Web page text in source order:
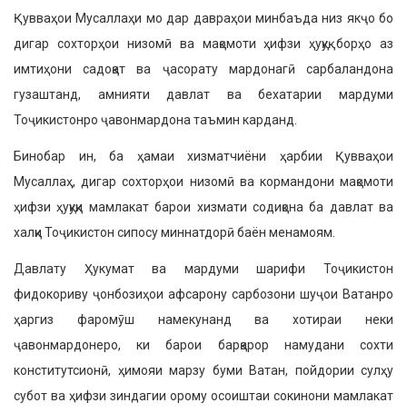
Қувваҳои Мусаллаҳи мо дар давраҳои минбаъда низ якҷо бо
дигар сохторҳои низомӣ ва мақомоти ҳифзи ҳуқуқ борҳо аз
имтиҳони садоқат ва ҷасорату мардонагӣ сарбаландона
гузаштанд, амнияти давлат ва бехатарии мардуми
Тоҷикистонро ҷавонмардона таъмин карданд.
Бинобар ин, ба ҳамаи хизматчиёни ҳарбии Қувваҳои
Мусаллаҳ, дигар сохторҳои низомӣ ва кормандони мақомоти
ҳифзи ҳуқуқи мамлакат барои хизмати содиқона ба давлат ва
халқи Тоҷикистон сипосу миннатдорӣ баён менамоям.
Давлату Ҳукумат ва мардуми шарифи Тоҷикистон
фидокориву ҷонбозиҳои афсарону сарбозони шуҷои Ватанро
ҳаргиз фаромӯш намекунанд ва хотираи неки
ҷавонмардонеро, ки барои барқарор намудани сохти
конститутсионӣ, ҳимояи марзу буми Ватан, пойдории сулҳу
субот ва ҳифзи зиндагии орому осоиштаи сокинони мамлакат